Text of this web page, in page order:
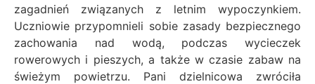
zagadnień związanych z letnim wypoczynkiem.
Uczniowie przypomnieli sobie zasady bezpiecznego
zachowania nad wodą, podczas wycieczek
rowerowych i pieszych, a także w czasie zabaw na
świeżym powietrzu. Pani dzielnicowa zwróciła